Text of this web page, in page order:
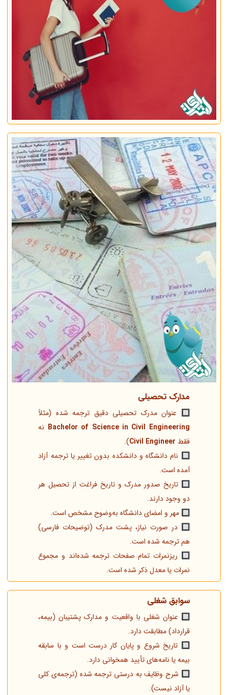
مدارک تحصیلی
🔲 عنوان مدرک تحصیلی دقیق ترجمه شده (مثلاً
Bachelor of Science in Civil Engineering نه
فقط Civil Engineer
).
🔲 نام دانشگاه و دانشکده بدون تغییر یا ترجمه آزاد
آمده است.
🔲 تاریخ صدور مدرک و تاریخ فراغت از تحصیل هر
دو وجود دارند.
🔲 مهر و امضای دانشگاه به‌وضوح مشخص است.
🔲 در صورت نیاز، پشت مدرک (توضیحات فارسی)
هم ترجمه شده است.
🔲 ریزنمرات تمام صفحات ترجمه شده‌اند و مجموع
نمرات یا معدل ذکر شده است.
سوابق شغلی
🔲 عنوان شغلی با واقعیت و مدارک پشتیبان (بیمه،
قرارداد) مطابقت دارد.
🔲 تاریخ شروع و پایان کار درست است و با سابقه
بیمه یا نامه‌های تأیید همخوانی دارد.
🔲 شرح وظایف به درستی ترجمه شده (ترجمه‌ی کلی
یا آزاد نیست).